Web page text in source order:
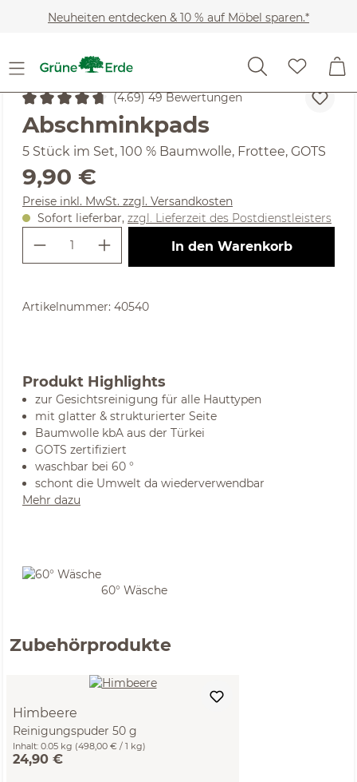
Zum Hauptinhalt springen
Neuheiten entdecken & 10 % auf Möbel sparen.*
Kosmetik Gesichtspflege & Reinigung Augenpflege
Durchschnittliche Bewertung von 4.69 von 5 Sternen
(4.69) 49 Bewertungen
Abschminkpads
5 Stück im Set, 100 % Baumwolle, Frottee, GOTS
Regulärer Preis:
9,90 €
Preise inkl. MwSt. zzgl. Versandkosten
Sofort lieferbar, zzgl. Lieferzeit des Postdienstleisters
Produkt Anzahl: Gib den
In den Warenkorb
Artikelnummer: 40540
Produkt Highlights
zur Gesichtsreinigung für alle Hauttypen
mit glatter & strukturierter Seite
Baumwolle kbA aus der Türkei
GOTS zertifiziert
waschbar bei 60 °
schont die Umwelt da wiederverwendbar
Mehr dazu
60° Wäsche
Zubehörprodukte
Himbeere
Reinigungspuder 50 g
Inhalt: 0.05 kg (498,00 € / 1 kg)
24,90 €